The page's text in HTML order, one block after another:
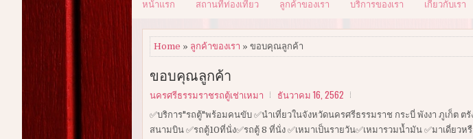
หน้าแรก สถานที่ท่องเที่ยว ลูกค้าของเรา บริการของเรา เกี่ยวกับเรา
Home » ลูกค้าของเรา » ขอบคุณลูกค้า
ขอบคุณลูกค้า
นครศรีธรรมราชรถตู้เช่าเหมา ธันวาคม 16, 2562
✅บริการ"รถตู้"พร้อมคนขับ ✅นำเที่ยวในจังหวัดนครศรีธรรมราช กระบี่ พังงา ภูเก็ต ต
สนามบิน ✅รถตู้10ที่นั่ง✅รถตู้ 8 ที่นั่ง ✅เหมาเป็นรายวัน✅เหมารวมน้ำมัน ✅มาเดี่ยว